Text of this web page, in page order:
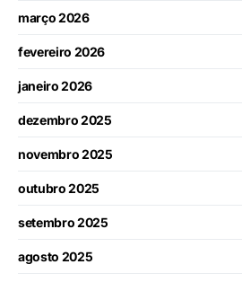
março 2026
fevereiro 2026
janeiro 2026
dezembro 2025
novembro 2025
outubro 2025
setembro 2025
agosto 2025